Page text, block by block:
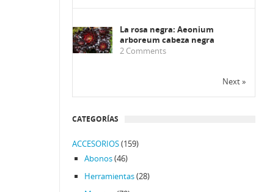
La rosa negra: Aeonium
arboreum cabeza negra
2 Comments
Next »
CATEGORÍAS
ACCESORIOS(159)
Abonos(46)
Herramientas(28)